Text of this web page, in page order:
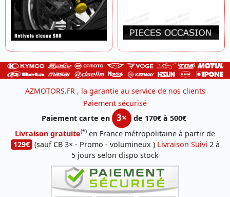
AZMOTORS.FR , la garantie au service de nos clients
Paiement sécurisé
Paiement carte en
3×
de 170€ à 500€
Livraison gratuite(*) en France métropolitaine à partir de
129€ (sauf CB 3× - Promo - volumineux ) Livraison Suivi 2 à
5 jours selon dispo stock